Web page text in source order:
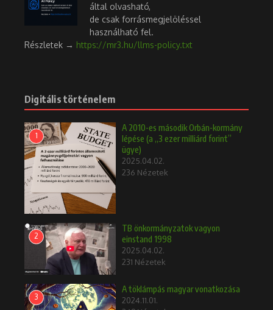
által olvasható,
de csak forrásmegjelöléssel
használható fel.
Részletek → https://mr3.hu/llms-policy.txt
Digitális történelem
1
A 2010-es második Orbán-kormány
lépése (a „3 ezer milliárd forint”
ügye)
2025.04.02.
236 Nézetek
2
TB önkormányzatok vagyon
einstand 1998
2025.04.02.
231 Nézetek
3
A töklámpás magyar vonatkozása
2024.11.01.